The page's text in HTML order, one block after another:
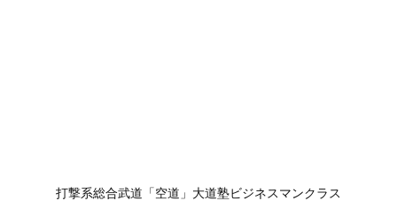
打撃系総合武道「空道」大道塾ビジネスマンクラス